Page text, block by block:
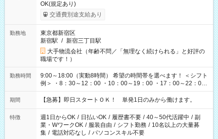
OK(規定あり)
交通費別途支給あり
勤務地
東京都新宿区
新宿駅 / 新宿三丁目駅
大手物流会社（年齢不問／「無理なく続けられる」と好評の
職場です！）
勤務時間
9:00～18:00（実動8時間） 希望の時間帯を選べます！ ＜シフト
例＞ ・8：30～12：00 ・10：00～19：00 ・17：00～22：00
・13：00～22：00 ・22：00～翌6：00 など
期間 【急募】即日スタートＯＫ！ 単発1日のみから働けます。
特徴 週1日からOK / 日払いOK / 履歴書不要 / 40～50代活躍中 / 副
業・WワークOK / 服装自由 / シフト勤務 / 10名以上の大量募
集 / 電話対応なし / パソコンスキル不要